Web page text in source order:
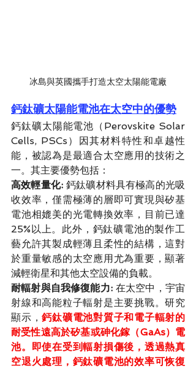
冰島與英國攜手打造太空太陽能電廠
鈣鈦礦太陽能電池在太空中的優勢
鈣鈦礦太陽能電池（Perovskite Solar
Cells, PSCs）因其材料特性和卓越性
能，被認為是最適合太空應用的技術之
一。其主要優勢包括：
高效輕量化: 鈣鈦礦材料具有極高的光吸
收效率，僅需極薄的層即可實現與矽基
電池相媲美的光電轉換效率，目前已達
25%以上。此外，鈣鈦礦電池的製作工
藝允許其製成輕薄且柔性的結構，這對
於重量敏感的太空應用尤為重要，顯著
減輕衛星和其他太空設備的負載。
耐輻射與自我修復能力: 在太空中，宇宙
射線和高能粒子輻射是主要挑戰。研究
顯示，鈣鈦礦電池對質子和電子輻射的
耐受性遠高於矽基或砷化鎵（GaAs）電
池。即使在受到輻射損傷後，透過熱真
空退火處理，鈣鈦礦電池的效率可恢復